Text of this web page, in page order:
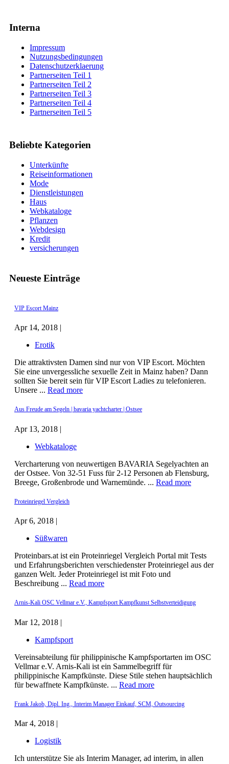
Beliebte Kategorien
Unterkünfte
Reiseinformationen
Mode
Dienstleistungen
Haus
Webkataloge
Pflanzen
Webdesign
Kredit
versicherungen
Neueste Einträge
VIP Escort Mainz
Apr 14, 2018 |
Erotik
Die attraktivsten Damen sind nur von VIP Escort. Möchten
Sie eine unvergessliche sexuelle Zeit in Mainz haben? Dann
sollten Sie bereit sein für VIP Escort Ladies zu telefonieren.
Unsere ... Read more
Aus Freude am Segeln | bavaria yachtcharter | Ostsee
Apr 13, 2018 |
Webkataloge
Vercharterung von neuwertigen BAVARIA Segelyachten an
der Ostsee. Von 32-51 Fuss für 2-12 Personen ab Flensburg,
Breege, Großenbrode und Warnemünde. ... Read more
Proteinriegel Vergleich
Apr 6, 2018 |
Süßwaren
Proteinbars.at ist ein Proteinriegel Vergleich Portal mit Tests
und Erfahrungsberichten verschiedenster Proteinriegel aus der
ganzen Welt. Jeder Proteinriegel ist mit Foto und
Beschreibung ... Read more
Arnis-Kali OSC Vellmar e.V., Kampfsport Kampfkunst Selbstverteidigung
Mar 12, 2018 |
Kampfsport
Vereinsabteilung für philippinische Kampfsportarten im OSC
Vellmar e.V. Arnis-Kali ist ein Sammelbegriff für
philippinische Kampfkünste. Diese Stile stehen hauptsächlich
für bewaffnete Kampfkünste. ... Read more
Frank Jakob, Dipl. Ing., Interim Manager Einkauf, SCM, Outsourcing
Mar 4, 2018 |
Logistik
Ich unterstütze Sie als Interim Manager, ad interim, in allen
Interna
Impressum
Nutzungsbedingungen
Datenschutzerklaerung
Partnerseiten Teil 1
Partnerseiten Teil 2
Partnerseiten Teil 3
Partnerseiten Teil 4
Partnerseiten Teil 5